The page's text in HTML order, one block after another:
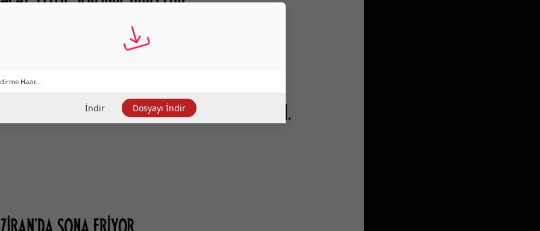
Hazır...
İndir Dosyayı İndir